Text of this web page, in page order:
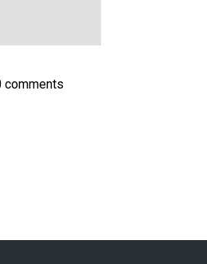
comments